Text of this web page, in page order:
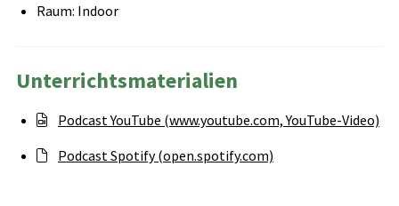
Raum: Indoor
Unterrichtsmaterialien
Podcast YouTube (www.youtube.com, YouTube-Video)
Podcast Spotify (open.spotify.com)